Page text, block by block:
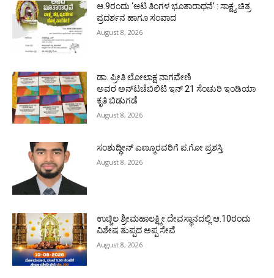
ಆ.9ರಂದು ‘ಆಟಿ ತಿಂಗಳ ಭೂತಾರಾಧನೆ’ : ಸಾಕ್ಷ್ಯ ಚಿತ್ರ
ಪ್ರದರ್ಶನ ಹಾಗೂ ಸಂವಾದ
August 8, 2026
ಡಾ. ಪ್ರೀತಿ ಲೋಲಾಕ್ಷ ನಾಗವೇಣಿ
ಅವರ ಅನ್‌ಟಚೆಬಿಲಿಟಿ ಇನ್ 21 ಸೆಂಚುರಿ ಇಂಡಿಯಾ
ಕೃತಿ ಬಿಡುಗಡೆ
August 8, 2026
ಸಂಶುದ್ಧೀನ್ ಎಣ್ಮೂರವರಿಗೆ ಪ.ಗೋ ಪ್ರಶಸ್ತಿ
August 8, 2026
ಉಚ್ಚಿಲ ಶ್ರೀಮಹಾಲಕ್ಷ್ಮೀ ದೇವಸ್ಥಾನದಲ್ಲಿ ಆ.10ರಂದು
ವಿಶೇಷ ತುಪ್ಪದ ಅಪ್ಪ ಸೇವೆ
August 8, 2026